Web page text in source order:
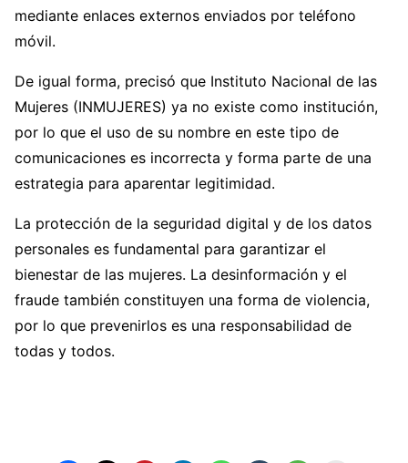
mediante enlaces externos enviados por teléfono
móvil.
De igual forma, precisó que Instituto Nacional de las
Mujeres (INMUJERES) ya no existe como institución,
por lo que el uso de su nombre en este tipo de
comunicaciones es incorrecta y forma parte de una
estrategia para aparentar legitimidad.
La protección de la seguridad digital y de los datos
personales es fundamental para garantizar el
bienestar de las mujeres. La desinformación y el
fraude también constituyen una forma de violencia,
por lo que prevenirlos es una responsabilidad de
todas y todos.